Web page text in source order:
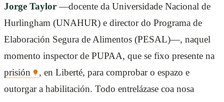
Jorge Taylor—docente da Universidade Nacional de
Hurlingham (UNAHUR) e director do Programa de
Elaboración Segura de Alimentos (PESAL)—, naquel
momento inspector de PUPAA, que se fixo presente na
prisión
, en Liberté, para comprobar o espazo e
outorgar a habilitación. Todo entrelázase coa nosa